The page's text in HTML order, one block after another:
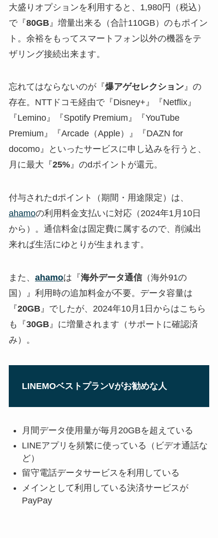
大盛りオプションを利用すると、1,980円（税込）
で『80GB』増量出来る（合計110GB）のもポイン
ト。余裕をもってスマートフォン以外の機器をテ
ザリング接続出来ます。
忘れてはならないのが『爆アゲセレクション』の
存在。NTTドコモ経由で『Disney+』『Netflix』
『Lemino』『Spotify Premium』『YouTube
Premium』『Arcade（Apple）』『DAZN for
docomo』といったサービスに申し込みを行うと、
月に最大『25%』のdポイントが還元。
付与されたdポイント（期間・用途限定）は、
ahamoの利用料金支払いに対応（2024年1月10日
から）。通信料金は固定費に属するので、削減出
来れば生活にゆとりが生まれます。
また、 ahamoは『海外データ通信（海外91の
国）』利用時の追加料金が不要。データ容量は
『20GB』でしたが、2024年10月1日からはこちら
も『30GB』に増量されます（サポートに確認済
み）。
LINEMOベストプランVがお勧めな人
月間データ使用量が毎月20GBを超えている
LINEアプリを頻繁に使っている（ビデオ通話な
ど）
留守電話データサービスを利用している
メインとして利用している決済サービスが
PayPay